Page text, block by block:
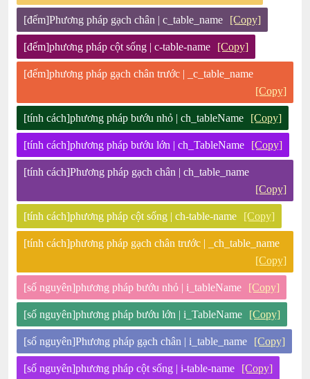
[đếm]Phương pháp gạch chân | c_table_name [Copy]
[đếm]phương pháp cột sống | c-table-name [Copy]
[đếm]phương pháp gạch chân trước | _c_table_name
[Copy]
[tính cách]phương pháp bướu nhỏ | ch_tableName [Copy]
[tính cách]phương pháp bướu lớn | ch_TableName [Copy]
[tính cách]Phương pháp gạch chân | ch_table_name
[Copy]
[tính cách]phương pháp cột sống | ch-table-name [Copy]
[tính cách]phương pháp gạch chân trước | _ch_table_name
[Copy]
[số nguyên]phương pháp bướu nhỏ | i_tableName [Copy]
[số nguyên]phương pháp bướu lớn | i_TableName [Copy]
[số nguyên]Phương pháp gạch chân | i_table_name [Copy]
[số nguyên]phương pháp cột sống | i-table-name [Copy]